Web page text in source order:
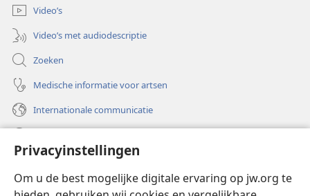
Privacyinstellingen
Om u de best mogelijke digitale ervaring op jw.org te
Video’s
Video’s met audiodescriptie
Zoeken
Medische informatie voor artsen
Internationale communicatie
(opent
nieuw